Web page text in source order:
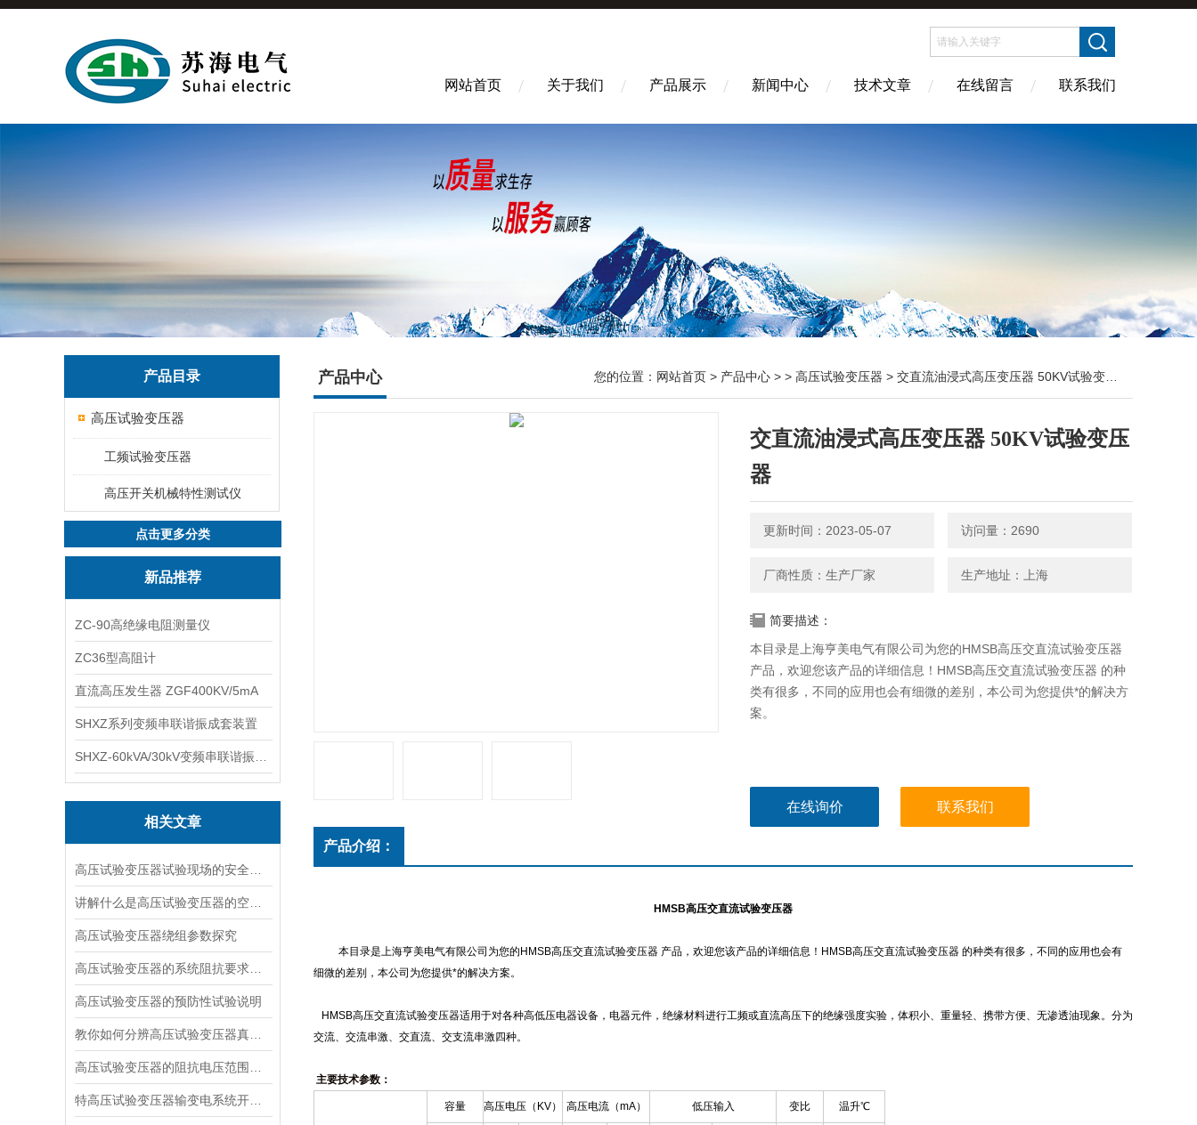
网站首页 关于我们 产品展示 新闻中心 技术文章 在线留言 联系我们
产品目录
高压试验变压器
工频试验变压器
高压开关机械特性测试仪
点击更多分类
新品推荐
ZC-90高绝缘电阻测量仪
ZC36型高阻计
直流高压发生器 ZGF400KV/5mA
SHXZ系列变频串联谐振成套装置
相关文章
高压试验变压器绕组参数探究
高压试验变压器的预防性试验说明
产品中心 您的位置： 网站首页 > 产品中心 > > 高压试验变压器 > 交直流油浸式高压变压器 50KV试验变压器
交直流油浸式高压变压器 50KV试验变压
器
更新时间：2023-05-07 访问量：2690
厂商性质：生产厂家 生产地址：上海
简要描述：
本目录是上海亨美电气有限公司为您的HMSB高压交直流试验变压器
产品，欢迎您该产品的详细信息！HMSB高压交直流试验变压器 的种
类有很多，不同的应用也会有细微的差别，本公司为您提供*的解决方
案。
在线询价 联系我们
产品介绍：
HMSB高压交直流试验变压器
本目录是上海亨美电气有限公司为您的HMSB高压交直流试验变压器 产品，欢迎您该产品的详细信息！HMSB高压交直流试验变压器 的种类有很多，不同的应用也会有
细微的差别，本公司为您提供*的解决方案。
HMSB高压交直流试验变压器适用于对各种高低压电器设备，电器元件，绝缘材料进行工频或直流高压下的绝缘强度实验，体积小、重量轻、携带方便、无渗透油现象。分为
交流、交流串激、交直流、交支流串激四种。
主要技术参数：
容量 高压电压（KV） 高压电流（mA） 低压输入 变比 温升℃